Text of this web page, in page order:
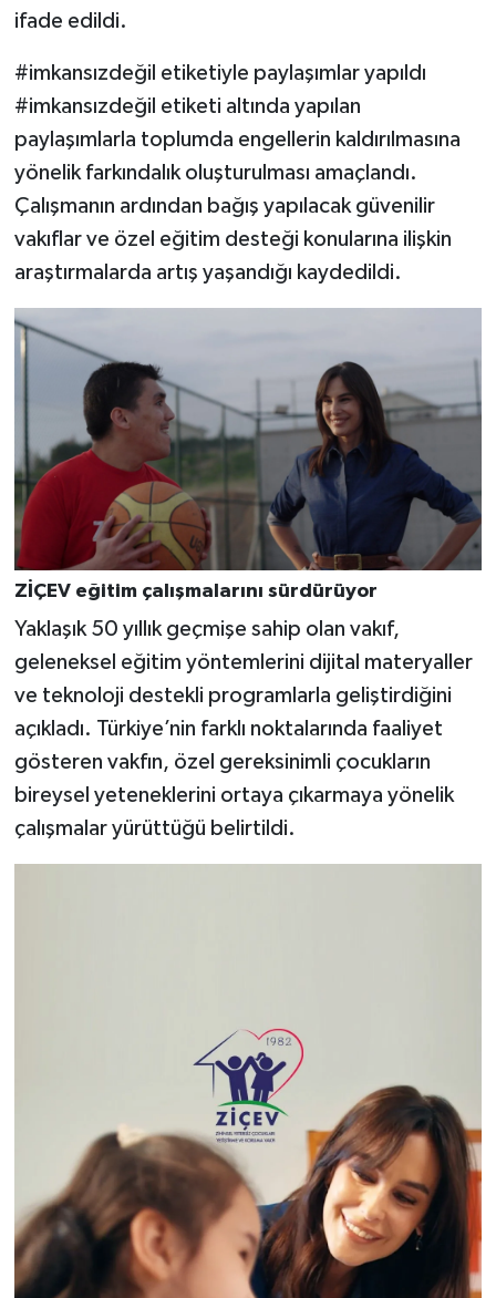
ifade edildi.
#imkansızdeğil etiketiyle paylaşımlar yapıldı
#imkansızdeğil etiketi altında yapılan
paylaşımlarla toplumda engellerin kaldırılmasına
yönelik farkındalık oluşturulması amaçlandı.
Çalışmanın ardından bağış yapılacak güvenilir
vakıflar ve özel eğitim desteği konularına ilişkin
araştırmalarda artış yaşandığı kaydedildi.
ZİÇEV eğitim çalışmalarını sürdürüyor
Yaklaşık 50 yıllık geçmişe sahip olan vakıf,
geleneksel eğitim yöntemlerini dijital materyaller
ve teknoloji destekli programlarla geliştirdiğini
açıkladı. Türkiye’nin farklı noktalarında faaliyet
gösteren vakfın, özel gereksinimli çocukların
bireysel yeteneklerini ortaya çıkarmaya yönelik
çalışmalar yürüttüğü belirtildi.